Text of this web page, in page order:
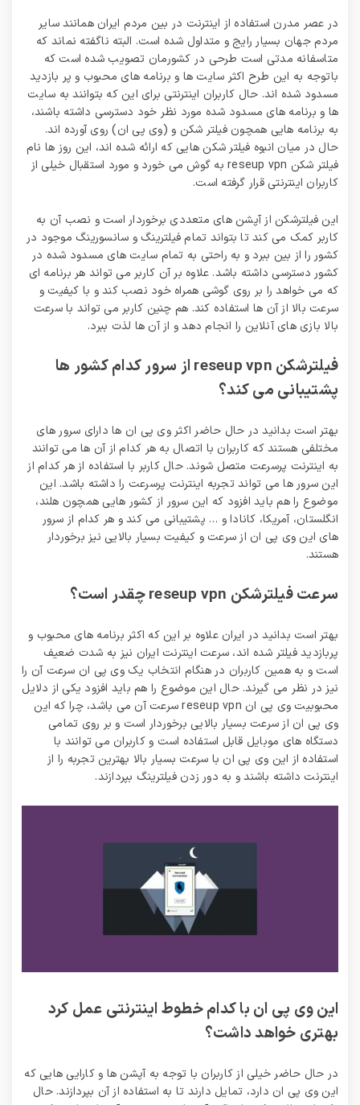
در عصر مدرن استفاده از اینترنت در بین مردم ایران همانند سایر
مردم جهان بسیار رایج و متداول شده است. البته ناگفته نماند که
متاسفانه مدتی است طرحی در کشورمان تصویب شده است که
باتوجه به این طرح اکثر سایت ها و برنامه های محبوب و پر بازدید
مسدود شده اند. حال کاربران اینترنتی برای این که بتوانند به سایت‌
ها و برنامه های مسدود شده مورد نظر خود دسترسی داشته باشند،
به برنامه‌ هایی همچون فیلتر شکن و (وی پی ان) روی آورده اند.
حال در میان انبوه فیلتر شکن هایی که ارائه شده اند، این روز ها نام
فیلتر شکن reseup vpn به گوش می خورد و مورد استقبال خیلی از
کاربران اینترنتی قرار گرفته است.
این فیلترشکن از آپشن های متعددی برخوردار است و نصب آن به
کاربر کمک می کند تا بتواند تمام فیلترینگ و سانسورینگ موجود در
کشور را از بین ببرد و به راحتی به تمام سایت های مسدود شده در
کشور دسترسی داشته باشد. علاوه بر آن کاربر می تواند هر برنامه ای
که می خواهد را بر روی گوشی همراه خود نصب کند و با کیفیت و
سرعت بالا از آن ها استفاده کند. هم چنین کاربر می تواند با سرعت
بالا بازی های آنلاین را انجام دهد و از آن ها لذت ببرد.
فیلترشکن reseup vpn از سرور کدام کشور ها
پشتیبانی می کند؟
بهتر است بدانید در حال حاضر اکثر وی پی ان ها دارای سرور های
مختلفی هستند که کاربران با اتصال به هر کدام از آن ها می توانند
به اینترنت پرسرعت متصل شوند. حال کاربر با استفاده از هر کدام از
این سرور ها می‌ تواند تجربه اینترنت پرسرعت را داشته باشد. این
موضوع را هم باید افزود که این سرور از کشور هایی همچون هلند،
انگلستان، آمریکا، کانادا و … پشتیبانی می‌ کند و هر کدام از سرور
های این وی پی ان از سرعت و کیفیت بسیار بالایی نیز برخوردار
هستند.
سرعت فیلترشکن reseup vpn چقدر است؟
بهتر است بدانید در ایران علاوه بر این که اکثر برنامه های محبوب و
پربازدید فیلتر شده اند، سرعت اینترنت ایران نیز به شدت ضعیف
است و به همین کاربران در هنگام انتخاب یک وی پی ان سرعت آن را
نیز در نظر می‌ گیرند. حال این موضوع را هم باید افزود یکی از دلایل
محبوبیت وی پی ان reseup vpn سرعت آن می‌ باشد، چرا که این
وی پی ان از سرعت بسیار بالایی برخوردار است و بر روی تمامی
دستگاه های موبایل قابل استفاده است و کاربران می توانند با
استفاده از این وی پی ان با سرعت بسیار بالا بهترین تجربه را از
اینترنت داشته باشند و به دور زدن فیلترینگ بپردازند.
این وی پی ان با کدام خطوط اینترنتی عمل کرد
بهتری خواهد داشت؟
در حال حاضر خیلی از کاربران با توجه به آپشن ها و کارایی هایی که
این وی پی ان دارد، تمایل دارند تا به استفاده از آن بپردازند. حال